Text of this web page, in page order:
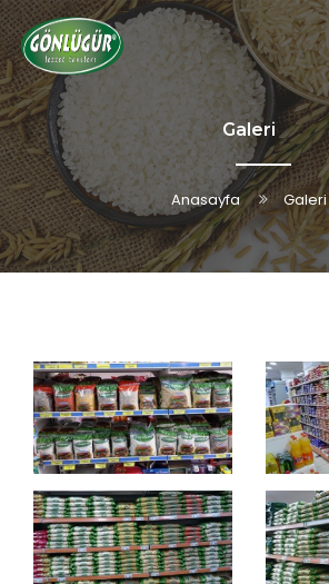
Galeri
Anasayfa Galeri